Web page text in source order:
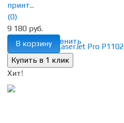
избранное сравнить
принт...
(0)
9 180 руб.
В корзину
Хит!